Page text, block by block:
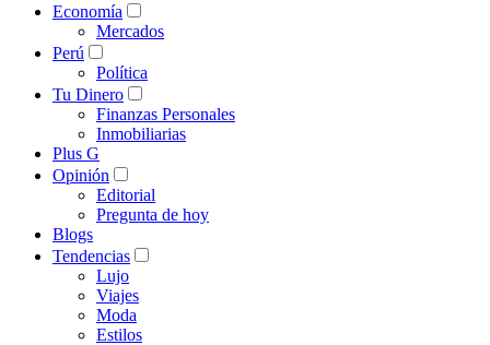
Economía
Mercados
Perú
Política
Tu Dinero
Finanzas Personales
Inmobiliarias
Plus G
Opinión
Editorial
Pregunta de hoy
Blogs
Tendencias
Lujo
Viajes
Moda
Estilos